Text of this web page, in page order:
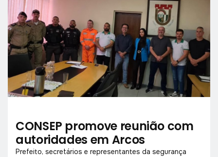
CONSEP promove reunião com
autoridades em Arcos
Prefeito, secretários e representantes da segurança